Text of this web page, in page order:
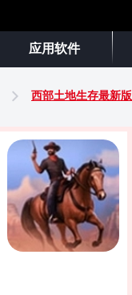
应用软件
西部土地生存最新版